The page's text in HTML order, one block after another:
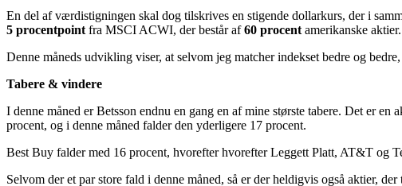
En del af værdistigningen skal dog tilskrives en stigende dollarkurs, der i
5 procentpoint fra MSCI ACWI, der består af60 procent amerikanske aktier.
Denne måneds udvikling viser, at selvom jeg matcher indekset bedre og
Tabere & vindere
I denne måned er Betsson endnu en gang en af mine største tabere. Det er
procent, og i denne måned falder den yderligere 17 procent.
Best Buy falder med 16 procent, hvorefter hvorefter Leggett Platt, AT&T og
Selvom der et par store fald i denne måned, så er der heldigvis også aktier,